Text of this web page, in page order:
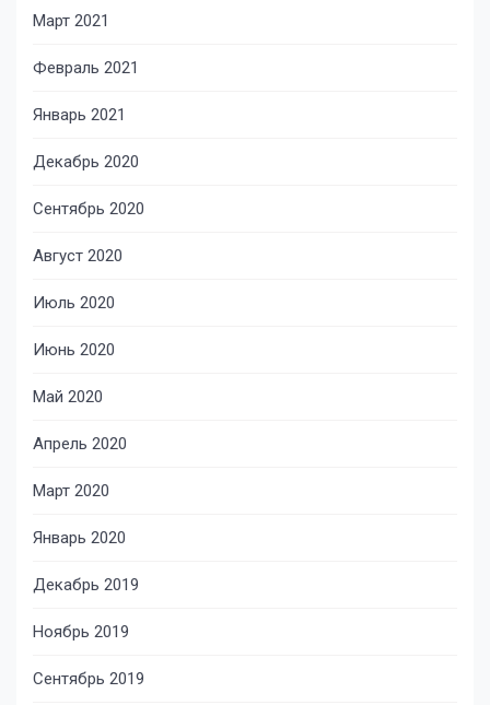
Март 2021
Февраль 2021
Январь 2021
Декабрь 2020
Сентябрь 2020
Август 2020
Июль 2020
Июнь 2020
Май 2020
Апрель 2020
Март 2020
Январь 2020
Декабрь 2019
Ноябрь 2019
Сентябрь 2019